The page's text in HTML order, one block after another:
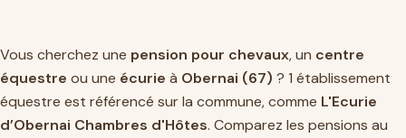
Vous cherchez une pension pour chevaux, un centre
équestre ou une écurie à Obernai (67) ? 1 établissement
équestre est référencé sur la commune, comme L'Ecurie
d’Obernai Chambres d'Hôtes. Comparez les pensions au